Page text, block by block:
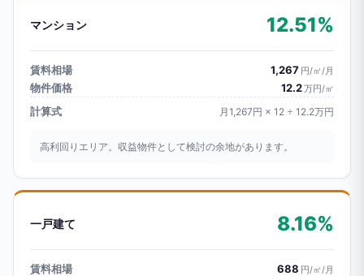
マンション 12.51%
賃料相場 1,267 円/㎡/月
物件価格 12.2万円/㎡
計算式 月1,267円 × 12 ÷ 12.2万円
高利回りエリア。収益物件として検討の余地があります。
一戸建て 8.16%
賃料相場 688 円/㎡/月